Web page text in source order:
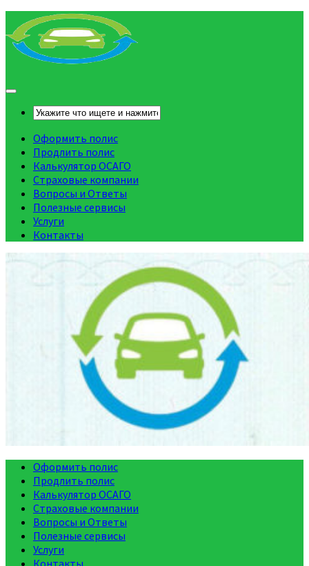
Оформить полис
Продлить полис
Калькулятор ОСАГО
Страховые компании
Вопросы и Ответы
Полезные сервисы
Услуги
Контакты
Оформить полис
Продлить полис
Калькулятор ОСАГО
Страховые компании
Вопросы и Ответы
Полезные сервисы
Услуги
Контакты